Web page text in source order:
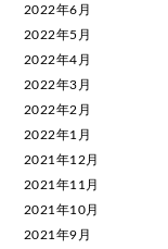
2022年6月
2022年5月
2022年4月
2022年3月
2022年2月
2022年1月
2021年12月
2021年11月
2021年10月
2021年9月